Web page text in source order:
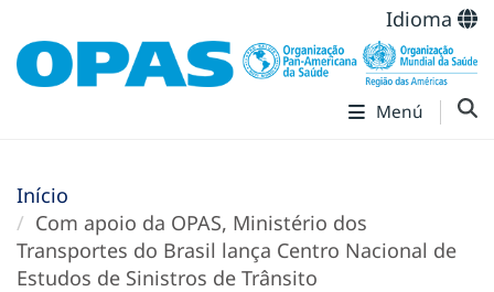
Idioma
Menú
Início
Com apoio da OPAS, Ministério dos
Transportes do Brasil lança Centro Nacional de
Estudos de Sinistros de Trânsito